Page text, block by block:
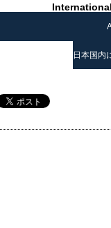
日本国内